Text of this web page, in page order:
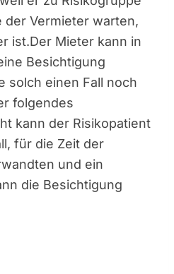
der Vermieter warten,
ist.Der Mieter kann in
Besichtigung
solch einen Fall noch
folgendes
kann der Risikopatient
für die Zeit der
und ein
die Besichtigung